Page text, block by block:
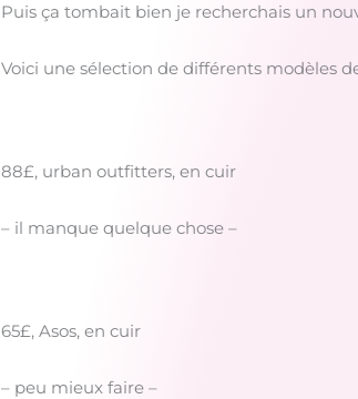
Puis ça tombait bien je recherchais un
Voici une sélection de différents modèles
88£, urban outfitters, en cuir
– il manque quelque chose –
65£, Asos, en cuir
– peu mieux faire –